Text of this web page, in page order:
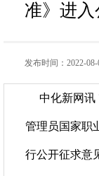
准》进
发布时间：2022-08-
中化新网讯
管理员国家职
行公开征求意